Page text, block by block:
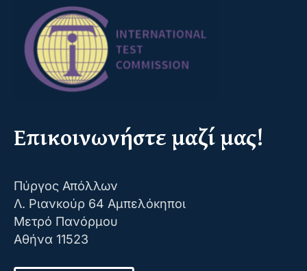
Επικοινωνήστε μαζί μας!
Πύργος Απόλλων
Λ. Ριανκούρ 64 Αμπελόκηποι
Μετρό Πανόρμου
Αθήνα 11523